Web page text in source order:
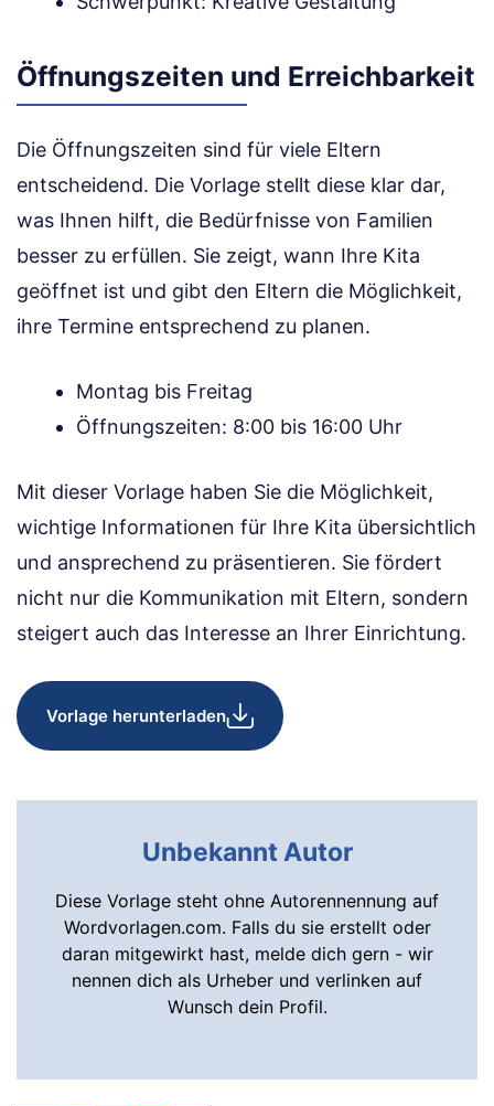
Öffnungszeiten und Erreichbarkeit
Die Öffnungszeiten sind für viele Eltern
entscheidend. Die Vorlage stellt diese klar dar,
was Ihnen hilft, die Bedürfnisse von Familien
besser zu erfüllen. Sie zeigt, wann Ihre Kita
geöffnet ist und gibt den Eltern die Möglichkeit,
ihre Termine entsprechend zu planen.
Montag bis Freitag
Öffnungszeiten: 8:00 bis 16:00 Uhr
Mit dieser Vorlage haben Sie die Möglichkeit,
wichtige Informationen für Ihre Kita übersichtlich
und ansprechend zu präsentieren. Sie fördert
nicht nur die Kommunikation mit Eltern, sondern
steigert auch das Interesse an Ihrer Einrichtung.
Vorlage herunterladen
Unbekannt Autor
Diese Vorlage steht ohne Autorennennung auf
Wordvorlagen.com. Falls du sie erstellt oder
daran mitgewirkt hast, melde dich gern - wir
nennen dich als Urheber und verlinken auf
Wunsch dein Profil.